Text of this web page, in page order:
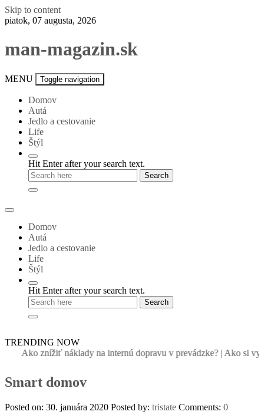
Skip to content
piatok, 07 augusta, 2026
man-magazin.sk
MENU Toggle navigation
Domov
Autá
Jedlo a cestovanie
Life
Štýl
Hit Enter after your search text.
Domov
Autá
Jedlo a cestovanie
Life
Štýl
Hit Enter after your search text.
TRENDING NOW
Ako znížiť náklady na internú dopravu v prevádzke?|Ako si
Smart domov
Posted on: 30. januára 2020 Posted by: tristate Comments: 0